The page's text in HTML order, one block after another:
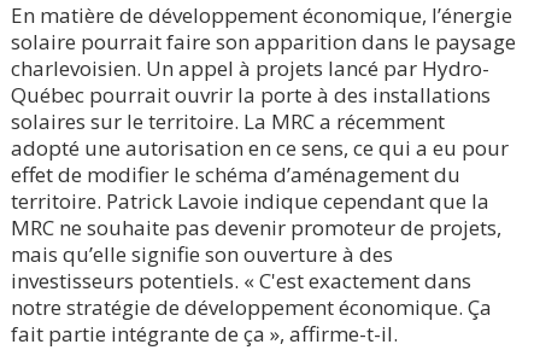
En matière de développement économique, l’énergie
solaire pourrait faire son apparition dans le paysage
charlevoisien. Un appel à projets lancé par Hydro-
Québec pourrait ouvrir la porte à des installations
solaires sur le territoire. La MRC a récemment
adopté une autorisation en ce sens, ce qui a eu pour
effet de modifier le schéma d’aménagement du
territoire. Patrick Lavoie indique cependant que la
MRC ne souhaite pas devenir promoteur de projets,
mais qu’elle signifie son ouverture à des
investisseurs potentiels. « C'est exactement dans
notre stratégie de développement économique. Ça
fait partie intégrante de ça », affirme-t-il.